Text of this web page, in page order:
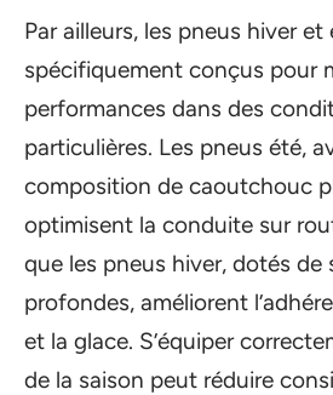
Par ailleurs, les pneus hiver
spécifiquement conçus pour
performances dans des
particulières. Les pneus été,
composition de caoutchouc
optimisent la conduite sur
que les pneus hiver, dotés de
profondes, améliorent
et la glace. S’équiper
de la saison peut réduire